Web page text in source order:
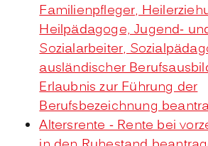
Familienpfleger,
Heilpädagoge, Jugend-
Sozialarbeiter,
ausländischer
Erlaubnis zur Führung der
Berufsbezeichnung
Altersrente - Rente bei